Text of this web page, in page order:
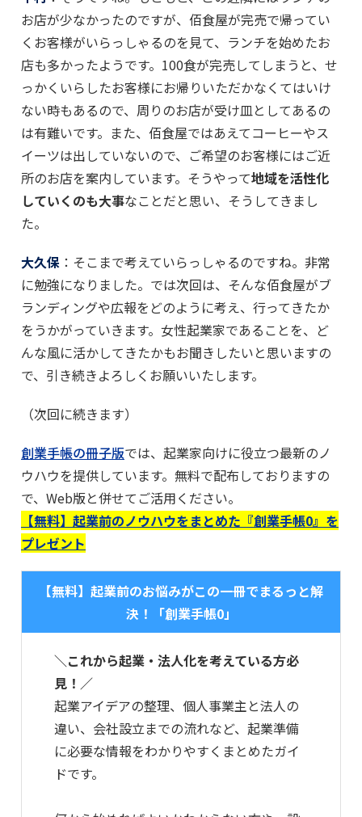
お店が少なかったのですが、佰食屋が完売で帰ってい
くお客様がいらっしゃるのを見て、ランチを始めたお
店も多かったようです。100食が完売してしまうと、せ
っかくいらしたお客様にお帰りいただかなくてはいけ
ない時もあるので、周りのお店が受け皿としてあるの
は有難いです。また、佰食屋ではあえてコーヒーやス
イーツは出していないので、ご希望のお客様にはご近
所のお店を案内しています。そうやって地域を活性化
していくのも大事なことだと思い、そうしてきまし
た。
大久保 ：そこまで考えていらっしゃるのですね。非常
に勉強になりました。では次回は、そんな佰食屋がブ
ランディングや広報をどのように考え、行ってきたか
をうかがっていきます。女性起業家であることを、ど
んな風に活かしてきたかもお聞きしたいと思いますの
で、引き続きよろしくお願いいたします。
（次回に続きます）
創業手帳の冊子版では、起業家向けに役立つ最新のノ
ウハウを提供しています。無料で配布しておりますの
で、Web版と併せてご活用ください。
【無料】起業前のノウハウをまとめた『創業手帳0』を
プレゼント
【無料】起業前のお悩みがこの一冊でまるっと解
決！「創業手帳0」
＼これから起業・法人化を考えている方必
見！／
起業アイデアの整理、個人事業主と法人の
違い、会社設立までの流れなど、起業準備
に必要な情報をわかりやすくまとめたガイ
ドです。